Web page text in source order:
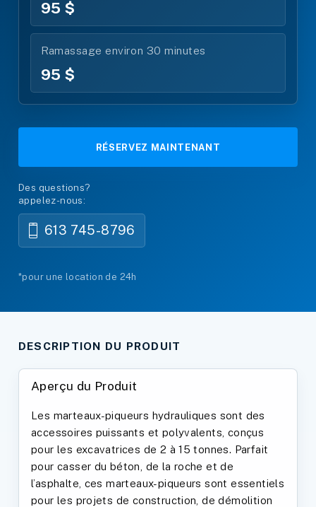
95 $
Ramassage environ 30 minutes
95 $
RÉSERVEZ MAINTENANT
Des questions?
appelez-nous:
613 745-8796
*pour une location de 24h
DESCRIPTION DU PRODUIT
Aperçu du Produit
Les marteaux-piqueurs hydrauliques sont des
accessoires puissants et polyvalents, conçus
pour les excavatrices de 2 à 15 tonnes. Parfait
pour casser du béton, de la roche et de
l’asphalte, ces marteaux-piqueurs sont essentiels
pour les projets de construction, de démolition